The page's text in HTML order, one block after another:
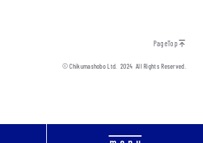
PageTop
© Chikumashobo Ltd.2024 All Rights Reserved.